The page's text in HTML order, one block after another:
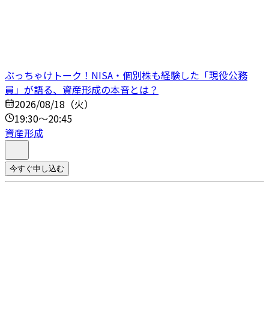
ぶっちゃけトーク！NISA・個別株も経験した「現役公務
員」が語る、資産形成の本音とは？
2026/08/18（火）
19:30～20:45
資産形成
今すぐ申し込む